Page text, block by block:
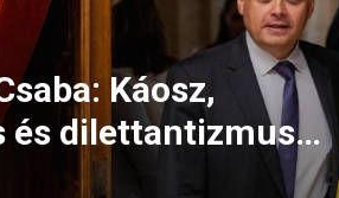
Káosz,
és dilettantizmus
Tisza kormányzását